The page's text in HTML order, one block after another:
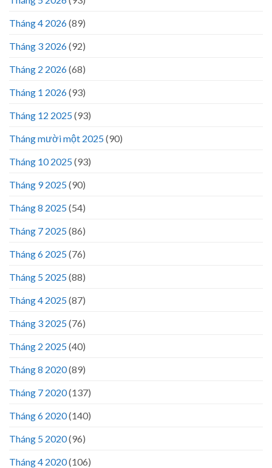
Tháng 4 2026(89)
Tháng 3 2026(92)
Tháng 2 2026(68)
Tháng 1 2026(93)
Tháng 12 2025(93)
Tháng mười một 2025(90)
Tháng 10 2025(93)
Tháng 9 2025(90)
Tháng 8 2025(54)
Tháng 7 2025(86)
Tháng 6 2025(76)
Tháng 5 2025(88)
Tháng 4 2025(87)
Tháng 3 2025(76)
Tháng 2 2025(40)
Tháng 8 2020(89)
Tháng 7 2020(137)
Tháng 6 2020(140)
Tháng 5 2020(96)
Tháng 4 2020(106)